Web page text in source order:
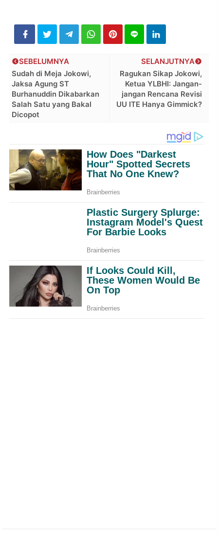
SELANJUTNYA
Ragukan Sikap Jokowi,
Ketua YLBHI: Jangan-
jangan Rencana Revisi
UU ITE Hanya Gimmick?
SEBELUMNYA
Sudah di Meja Jokowi,
Jaksa Agung ST
Burhanuddin Dikabarkan
Salah Satu yang Bakal
Dicopot